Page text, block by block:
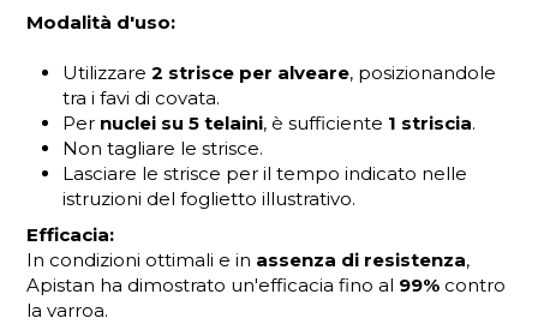
Modalità d'uso:
Utilizzare2 strisce per alveare, posizionandole
tra i favi di covata.
Per nuclei su 5 telaini, è sufficiente 1 striscia.
Non tagliare le strisce.
Lasciare le strisce per il tempo indicato nelle
istruzioni del foglietto illustrativo.
Efficacia:
In condizioni ottimali e in assenza di resistenza,
Apistan ha dimostrato un'efficacia fino al 99% contro
la varroa.